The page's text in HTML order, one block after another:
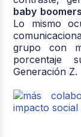
baby boomers
Lo mismo
grupo con
porcentaje
Generación Z.